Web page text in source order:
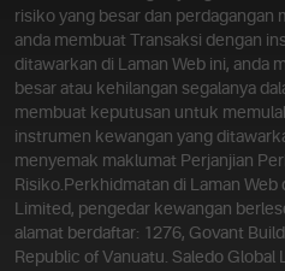
penggunanya. Platform ini
berkompromi dengan ciri,
untuk kejayaan perdagangan
Bacaselanjutnya
Dalam dunia penuh peluang
cabaran untuk menyelarikan
risiko yang besar dan perdagangan
anda membuat Transaksi dengan
ditawarkan di Laman Web ini, anda
besar atau kehilangan segalanya
membuat keputusan untuk
instrumen kewangan yang
menyemak maklumat Perjanjian
Risiko. Perkhidmatan di Laman
Limited, pengedar kewangan
alamat berdaftar: 1276, Govant
Republic of Vanuatu. Saledo Global